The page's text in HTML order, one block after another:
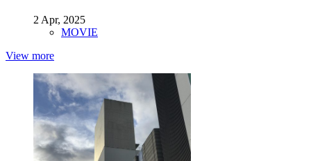
2 Apr, 2025
MOVIE
View more